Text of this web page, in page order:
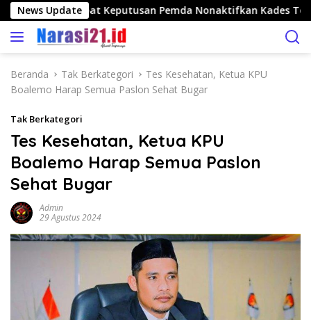
a
News Update
Nilai Tepat Keputusan Pemda Nonaktifkan Kades Toto
Beranda Tak Berkategori
Tes Kesehatan, Ketua KPU
Boalemo Harap Semua Paslon Sehat Bugar
Tak Berkategori
Tes Kesehatan, Ketua KPU
Boalemo Harap Semua Paslon
Sehat Bugar
Admin
29 Agustus 2024